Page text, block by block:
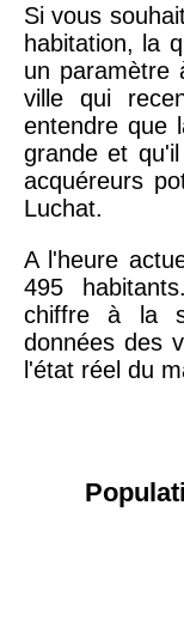
Si vous
habitation, la
un paramètre
ville qui
entendre que
grande et
acquéreurs
Luchat.
A l'heure
495
chiffre à la
données des
l'état réel du